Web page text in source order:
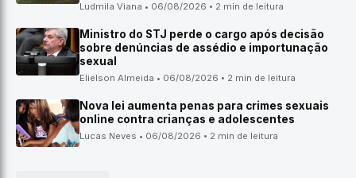
Ludmila Viana • 06/08/2026 • 2 min de leitura
Ministro do STJ perde o cargo após decisão
sobre denúncias de assédio e importunação
sexual
Elielson Almeida • 06/08/2026 • 2 min de leitura
Nova lei aumenta penas para crimes sexuais
online contra crianças e adolescentes
Lucas Neves • 06/08/2026 • 2 min de leitura